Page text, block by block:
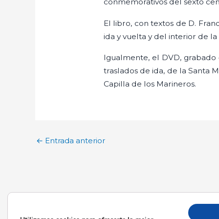
conmemorativos del sexto
El libro, con textos de D.
ida y vuelta y del interior de la
Igualmente, el DVD,
traslados de ida, de la Santa
Capilla de los Marineros.
← Entrada anterior